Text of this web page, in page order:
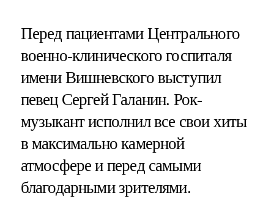
Перед пациентами Центрального
военно-клинического госпиталя
имени Вишневского выступил
певец Сергей Галанин. Рок-
музыкант исполнил все свои хиты
в максимально камерной
атмосфере и перед самыми
благодарными зрителями.